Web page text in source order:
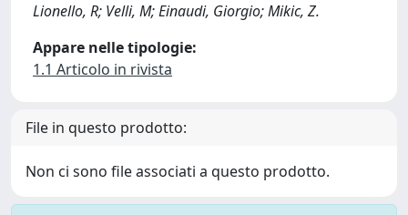
Lionello, R; Velli, M; Einaudi, Giorgio; Mikic, Z.
Appare nelle tipologie:
1.1 Articolo in rivista
File in questo prodotto:
Non ci sono file associati a questo prodotto.